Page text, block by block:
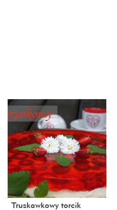
Truskawkowy torcik